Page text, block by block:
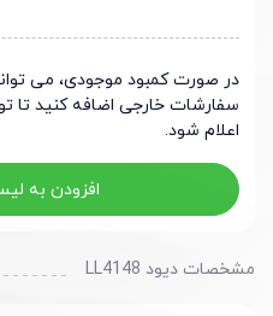
در صورت کمبود موجودی، می
سفارشات خارجی اضافه کنید تا
اعلام شود.
افزودن به
مشخصات دیود LL4148